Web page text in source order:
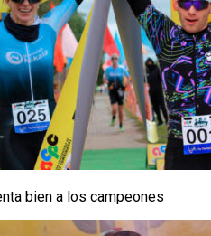
bien a los campeones